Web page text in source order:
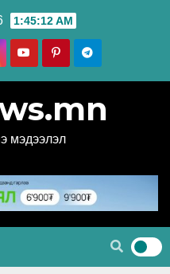
1:45:13 AM
мэдээлэл